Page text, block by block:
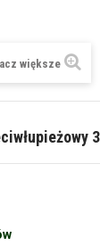
większe